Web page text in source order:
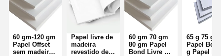
60 gm-120 gm
Papel Offset
sem madeira
Papel livre de
madeira
revestido de
60 gm 70 gm
80 gm Papel
Bond Livre de
65 g 75 g
Papel
g Papel